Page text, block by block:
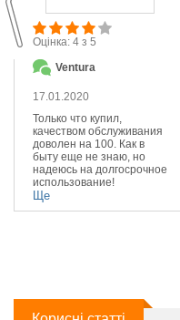
Оцінка: 4 з 5
Ventura
17.01.2020
Только что купил,
качеством обслуживания
доволен на 100. Как в
быту еще не знаю, но
надеюсь на долгосрочное
использование!
Ще